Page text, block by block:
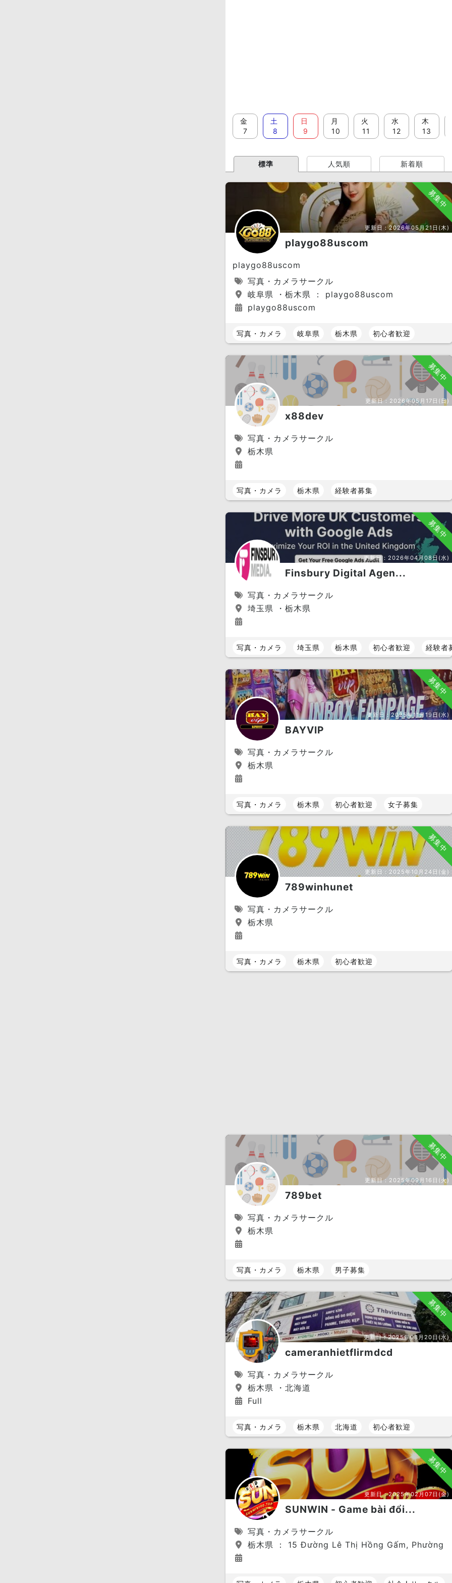
金
7
土
8
日
9
月
10
火
11
水
12
木
13
標準 人気順 新着順
募集中
更新日：2026年05月21日(木)
playgo88uscom
playgo88uscom
写真・カメラサークル
岐阜県 ・栃木県 ： playgo88uscom
playgo88uscom
写真・カメラ 岐阜県 栃木県 初心者歓迎
募集中
更新日： 2026年05月17日(日)
x88dev
写真・カメラサークル
栃木県
写真・カメラ 栃木県 経験者募集
募集中
更新日： 2026年04月08日(水)
Finsbury Digital Agen...
写真・カメラサークル
埼玉県 ・栃木県
写真・カメラ 埼玉県 栃木県 初心者歓迎 経験者
募集中
更新日：2025年11月19日(水)
BAYVIP
写真・カメラサークル
栃木県
写真・カメラ 栃木県 初心者歓迎 女子募集
募集中
更新日：2025年10月24日(金)
789winhunet
写真・カメラサークル
栃木県
写真・カメラ 栃木県 初心者歓迎
募集中
更新日： 2025年09月16日(火)
789bet
写真・カメラサークル
栃木県
写真・カメラ 栃木県 男子募集
募集中
更新日：2025年08月20日(水)
cameranhietflirmdcd
写真・カメラサークル
栃木県 ・北海道
Full
写真・カメラ 栃木県 北海道 初心者歓迎
募集中
更新日：2025年02月07日(金)
SUNWIN - Game bài đổi...
写真・カメラサークル
栃木県 ： 15 Đường Lê Thị Hồng Gấm, Phường